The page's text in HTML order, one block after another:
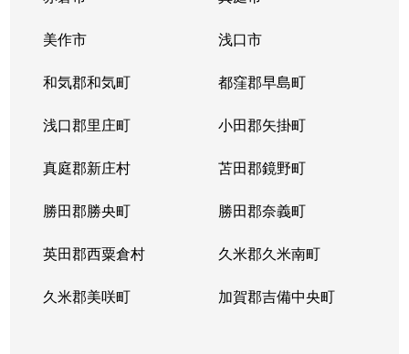
美作市 浅口市
和気郡和気町 都窪郡早島町
浅口郡里庄町 小田郡矢掛町
真庭郡新庄村 苫田郡鏡野町
勝田郡勝央町 勝田郡奈義町
英田郡西粟倉村 久米郡久米南町
久米郡美咲町 加賀郡吉備中央町